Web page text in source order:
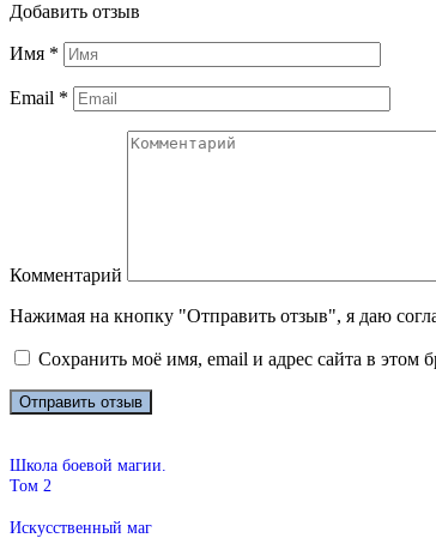
Добавить отзыв
Имя *
Email *
Комментарий
Нажимая на кнопку "Отправить отзыв", я даю
Сохранить моё имя, email и адрес сайта в этом
Школа боевой магии.
Том 2
Искусственный маг